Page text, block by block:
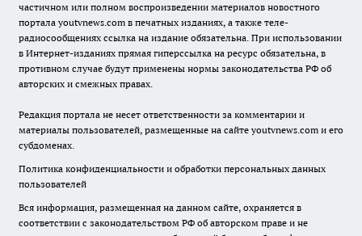
частичном или полном воспроизведении материалов новостного
портала youtvnews.com в печатных изданиях, а также теле-
радиосообщениях ссылка на издание обязательна. При использовании
в Интернет-изданиях прямая гиперссылка на ресурс обязательна, в
противном случае будут применены нормы законодательства РФ об
авторских и смежных правах.
Редакция портала не несет ответственности за комментарии и
материалы пользователей, размещенные на сайте youtvnews.com и его
субдоменах.
Политика конфиденциальности и обработки персональных данных
пользователей
Вся информация, размещенная на данном сайте, охраняется в
соответствии с законодательством РФ об авторском праве и не